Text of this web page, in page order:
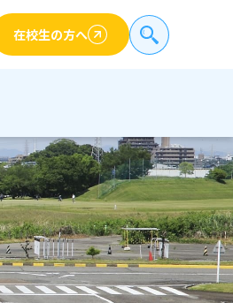
在校生の方へ